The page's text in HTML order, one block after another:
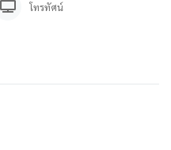
โทรทัศน์